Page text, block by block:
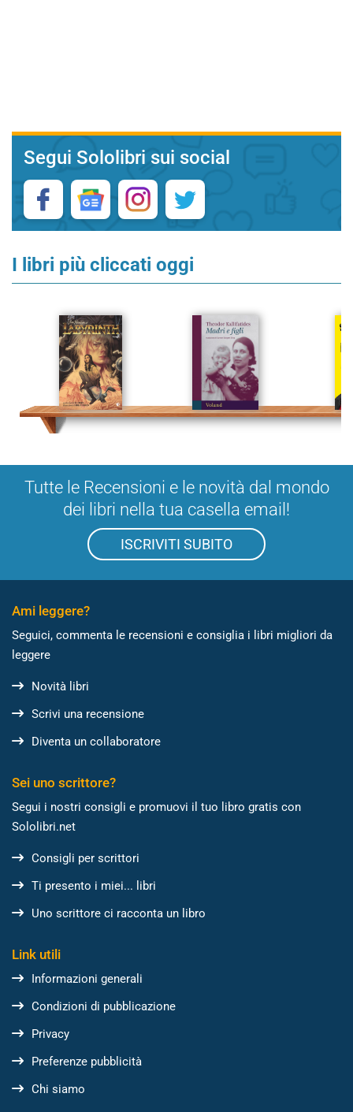
Segui Sololibri sui social
I libri più cliccati oggi
Tutte le Recensioni e le novità dal mondo
dei libri nella tua casella email!
ISCRIVITI SUBITO
Ami leggere?
Seguici, commenta le recensioni e consiglia i libri migliori da
leggere
Novità libri
Scrivi una recensione
Diventa un collaboratore
Sei uno scrittore?
Segui i nostri consigli e promuovi il tuo libro gratis con
Sololibri.net
Consigli per scrittori
Ti presento i miei... libri
Uno scrittore ci racconta un libro
Link utili
Informazioni generali
Condizioni di pubblicazione
Privacy
Preferenze pubblicità
Chi siamo